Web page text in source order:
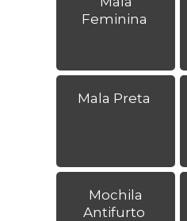
Feminina
Mala Preta
Mochila
Antifurto